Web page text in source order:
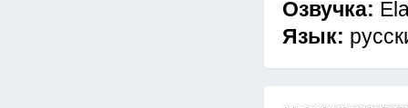
Озвучка:
Язык: